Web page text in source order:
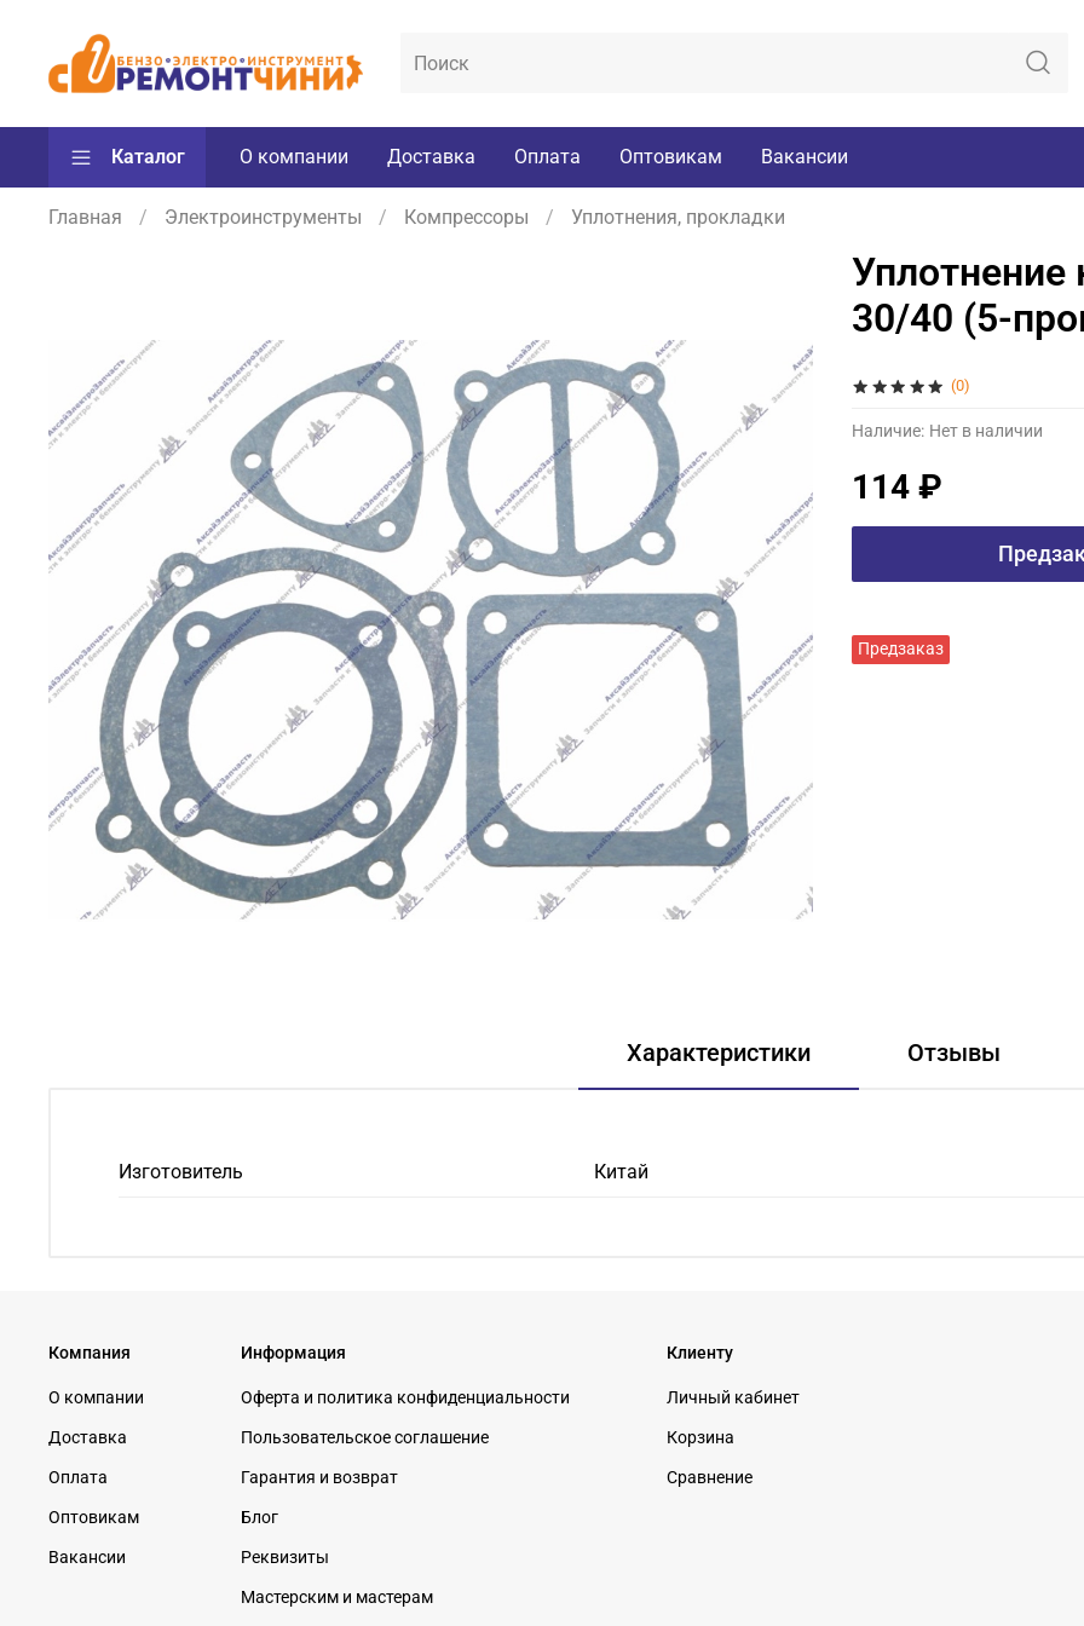
Каталог О компании Доставка Оплата Оптовикам Вакансии
Главная Электроинструменты Компрессоры Уплотнения, прокладки
(0)
Наличие: Нет в наличии
Предзаказ
Уплотнение
30/40 (5-
114 ₽
Характеристики Отзывы
Изготовитель Китай
Компания
О компании
Доставка
Оплата
Оптовикам
Вакансии
Информация
Оферта и политика конфиденциальности
Пользовательское соглашение
Гарантия и возврат
Блог
Реквизиты
Мастерским и мастерам
Клиенту
Личный кабинет
Корзина
Сравнение